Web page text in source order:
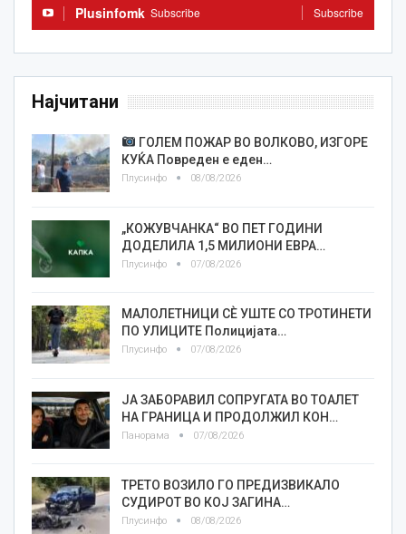
Plusinfomk Subscribe Subscribe
Најчитани
ГОЛЕМ ПОЖАР ВО ВОЛКОВО, ИЗГОРЕ
КУЌА Повреден е еден…
Плусинфо 08/08/2026
„КОЖУВЧАНКА“ ВО ПЕТ ГОДИНИ
ДОДЕЛИЛА 1,5 МИЛИОНИ ЕВРА…
Плусинфо 07/08/2026
МАЛОЛЕТНИЦИ СÈ УШТЕ СО ТРОТИНЕТИ
ПО УЛИЦИТЕ Полицијата…
Плусинфо 07/08/2026
ЈА ЗАБОРАВИЛ СОПРУГАТА ВО ТОАЛЕТ
НА ГРАНИЦА И ПРОДОЛЖИЛ КОН…
Панорама 07/08/2026
ТРЕТО ВОЗИЛО ГО ПРЕДИЗВИКАЛО
СУДИРОТ ВО КОЈ ЗАГИНА…
Плусинфо 08/08/2026